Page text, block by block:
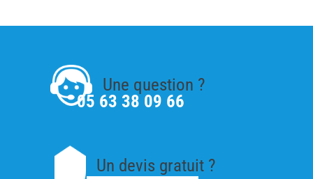
Une question ?
05 63 38 09 66
Un devis gratuit ?